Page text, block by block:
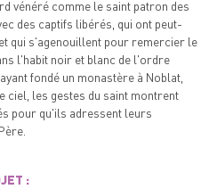
vénéré comme le saint patron des
des captifs libérés, qui ont peut-
qui s'agenouillent pour remercier le
l'habit noir et blanc de l'ordre
fondé un monastère à Noblat,
ciel, les gestes du saint montrent
pour qu'ils adressent leurs
: